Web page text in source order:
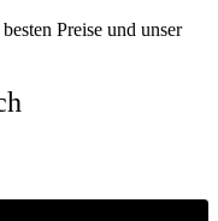
Preise und unser